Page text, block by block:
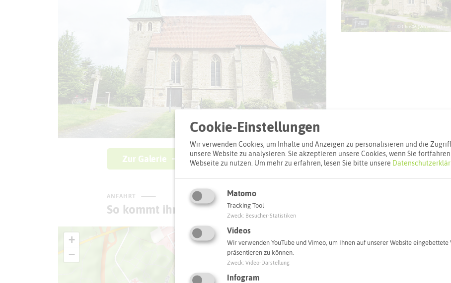
© Chris06 (Wikimedia Commons)
© Chris06 (Wikimedia
Zur Galerie
ANFAHRT
So kommt ihr zum Ziel
+
−
Kath. Kirche
Cookie-Einstellungen
Wir verwenden Cookies, um Inhalte und Anzeigen zu personalisieren und die
unsere Website zu analysieren. Sie akzeptieren unsere Cookies, wenn Sie
Webseite zu nutzen. Um mehr zu erfahren, lesen Sie bitte unsere
Matomo
Tracking Tool
Zweck: Besucher-Statistiken
Videos
Wir verwenden YouTube und Vimeo, um Ihnen auf unserer Website eingebettete
präsentieren zu können.
Zweck: Video-Darstellung
Infogram